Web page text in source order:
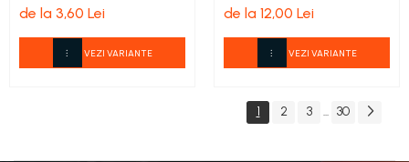
de la 3,60 Lei
VEZI VARIANTE
de la 12,00 Lei
VEZI VARIANTE
1 2 3 ... 30